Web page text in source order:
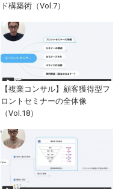
ド構築術（Vol.7）
【複業コンサル】顧客獲得型フ
ロントセミナーの全体像
（Vol.18）